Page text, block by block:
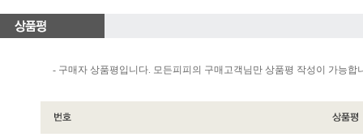
- 구매자 상품평입니다. 모든피피의 구매고객님만 상품평 작성이 가능합